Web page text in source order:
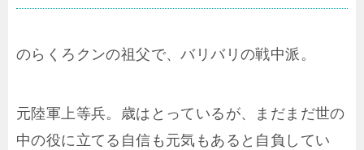
のらくろクンの祖父で、バリバリの戦中派。
元陸軍上等兵。歳はとっているが、まだまだ世の
中の役に立てる自信も元気もあると自負してい